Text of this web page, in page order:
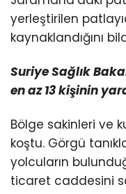
yerleştirilen
kaynaklandığını
Suriye Sağlık
en az 13 kişinin
Bölge sakinleri ve
koştu. Görgü
yolcuların
ticaret caddesini